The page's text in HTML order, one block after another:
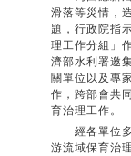
滑落等災情，
題，行政院指
理工作分組」
濟部水利署邀
關單位以及專
作，跨部會共
育治理工作。
經各單位多
游流域保育治